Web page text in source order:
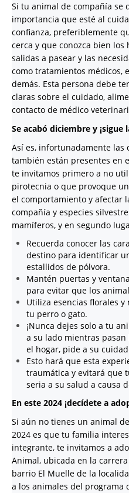
Si tu animal de compañía se
importancia que esté al
confianza, preferiblemente
cerca y que conozca bien
salidas a pasear y las
como tratamientos médicos,
demás. Esta persona debe
claras sobre el cuidado,
contacto de médico
Se acabó diciembre y ¡sigue
Así es, infortunadamente las
también están presentes en
te invitamos primero a no
pirotecnia o que provoque
el comportamiento y afectar
compañía y especies
mamíferos, y en segundo
Recuerda conocer las
destino para identificar
estallidos de pólvora.
Mantén puertas y
para evitar que los
Utiliza esencias florales
tu perro o gato.
¡Nunca dejes solo a tu
a su lado mientras
el hogar, pide a su
Esto hará que esta
traumática y evitará que
seria a su salud a causa
En este 2024 ¡decídete a
Si aún no tienes un animal
2024 es que tu familia
integrante, te invitamos a
Animal, ubicada en la
barrio El Muelle de la
a los animales del programa